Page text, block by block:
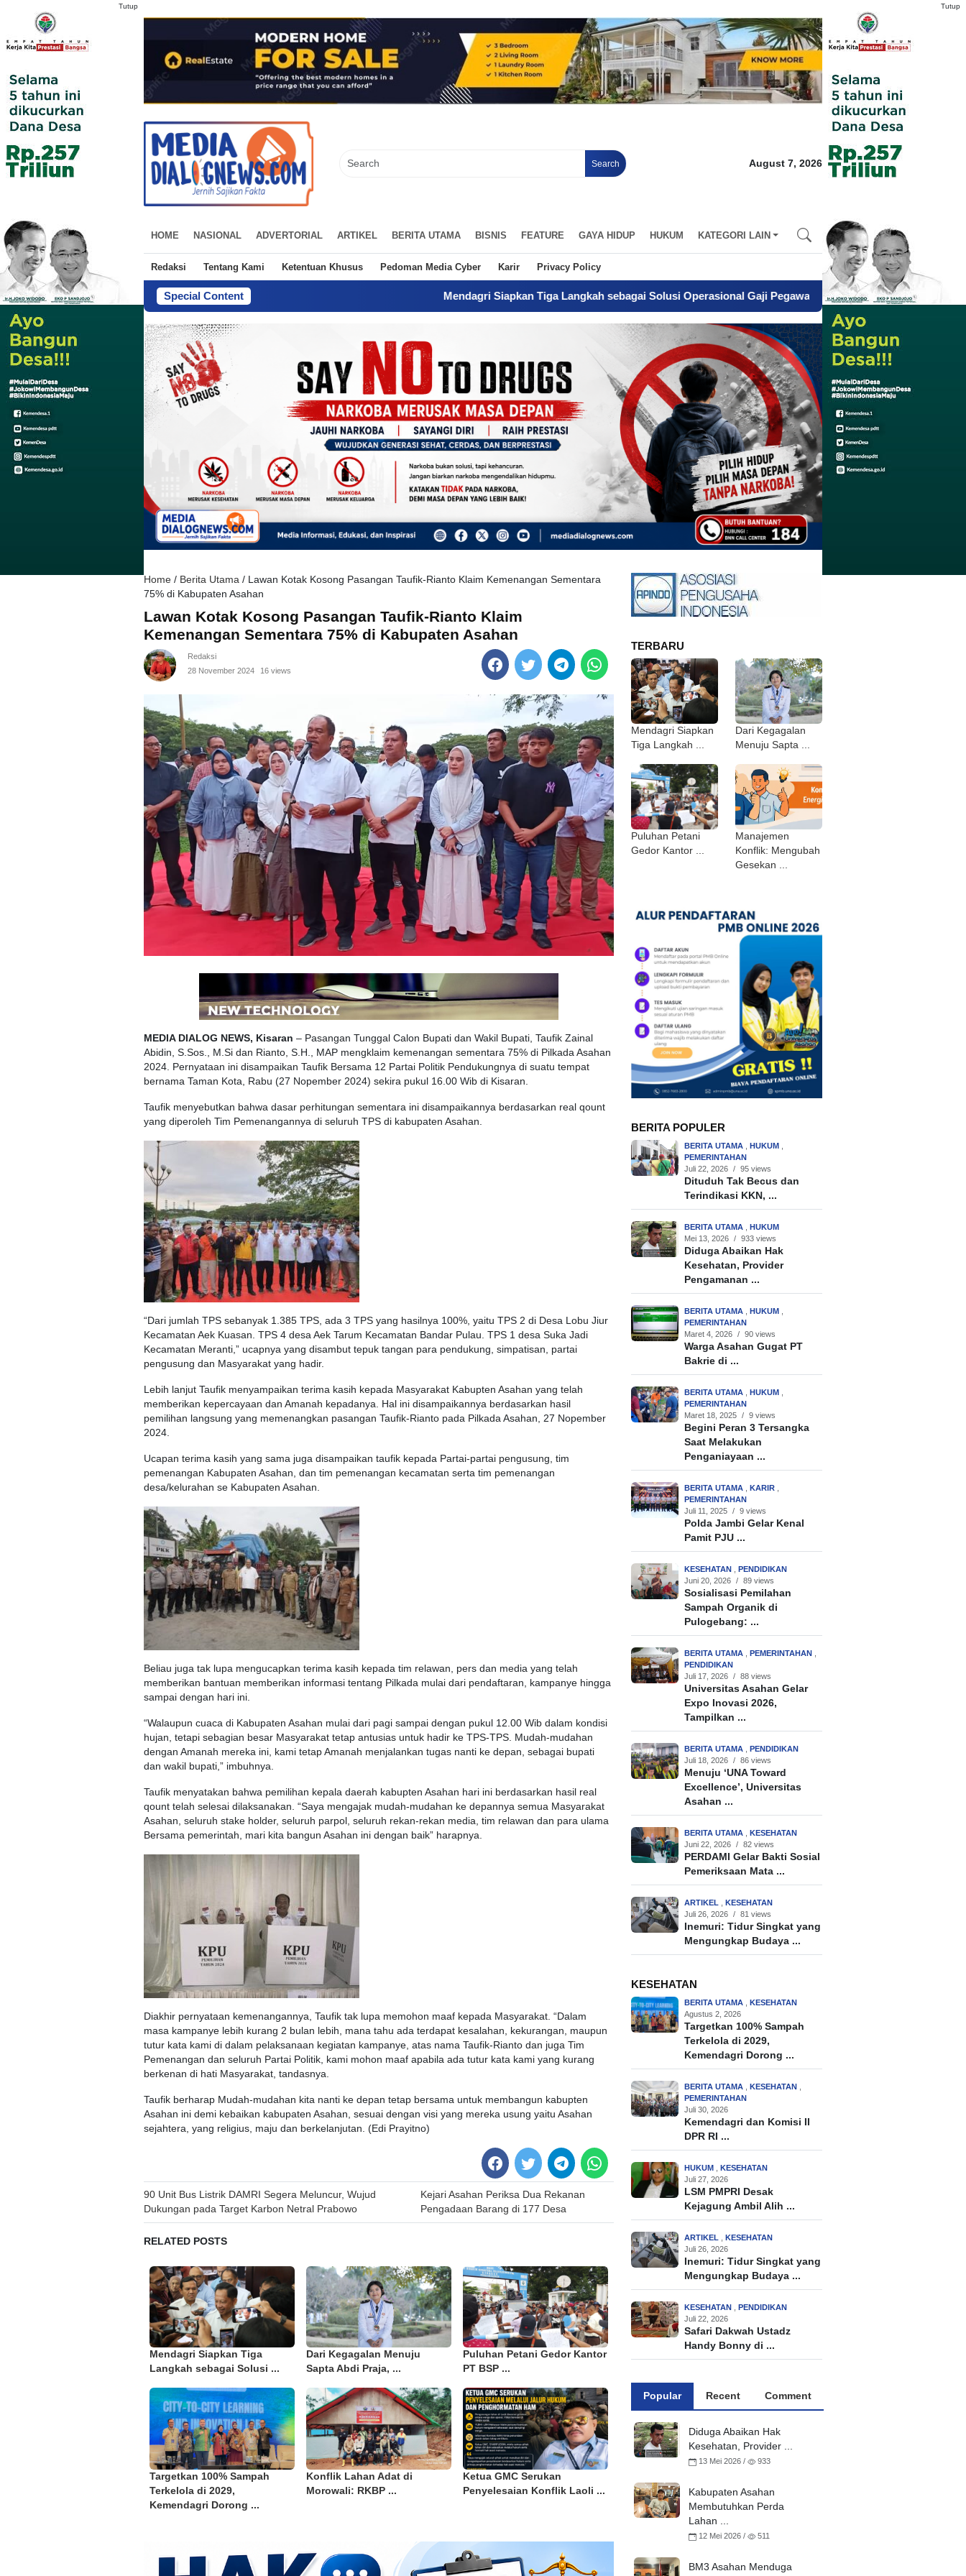
Search August 7, 2026
HOME NASIONAL ADVERTORIAL ARTIKEL BERITA UTAMA BISNIS FEATURE GAYA HIDUP HUKUM KATEGORI LAIN
Redaksi Tentang Kami Ketentuan Khusus Pedoman Media Cyber Karir Privacy Policy
Special Content Mendagri Siapkan Tiga Langkah sebagai Solusi Operasional Gaji Pegawai Pemda- Dari Kegagalan Menuju Sapta
Home / Berita Utama / Lawan Kotak Kosong Pasangan Taufik-Rianto Klaim Kemenangan Sementara
75% di Kabupaten Asahan
Lawan Kotak Kosong Pasangan Taufik-Rianto Klaim
Kemenangan Sementara 75% di Kabupaten Asahan
Redaksi
28 November 2024
16 views
MEDIA DIALOG NEWS, Kisaran – Pasangan Tunggal Calon Bupati dan Wakil Bupati, Taufik Zainal
Abidin, S.Sos., M.Si dan Rianto, S.H., MAP mengklaim kemenangan sementara 75% di Pilkada Asahan
2024. Pernyataan ini disampaikan Taufik Bersama 12 Partai Politik Pendukungnya di suatu tempat
bernama Taman Kota, Rabu (27 Nopember 2024) sekira pukul 16.00 Wib di Kisaran.
Taufik menyebutkan bahwa dasar perhitungan sementara ini disampaikannya berdasarkan real qount
yang diperoleh Tim Pemenangannya di seluruh TPS di kabupaten Asahan.
“Dari jumlah TPS sebanyak 1.385 TPS, ada 3 TPS yang hasilnya 100%, yaitu TPS 2 di Desa Lobu Jiur
Kecamatan Aek Kuasan. TPS 4 desa Aek Tarum Kecamatan Bandar Pulau. TPS 1 desa Suka Jadi
Kecamatan Meranti,” ucapnya yang disambut tepuk tangan para pendukung, simpatisan, partai
pengusung dan Masyarakat yang hadir.
Lebih lanjut Taufik menyampaikan terima kasih kepada Masyarakat Kabupten Asahan yang telah
memberikan kepercayaan dan Amanah kepadanya. Hal ini disampaikannya berdasarkan hasil
pemilihan langsung yang memenangkan pasangan Taufik-Rianto pada Pilkada Asahan, 27 Nopember
2024.
Ucapan terima kasih yang sama juga disampaikan taufik kepada Partai-partai pengusung, tim
pemenangan Kabupaten Asahan, dan tim pemenangan kecamatan serta tim pemenangan
desa/kelurahan se Kabupaten Asahan.
Beliau juga tak lupa mengucapkan terima kasih kepada tim relawan, pers dan media yang telah
memberikan bantuan memberikan informasi tentang Pilkada mulai dari pendaftaran, kampanye hingga
sampai dengan hari ini.
“Walaupun cuaca di Kabupaten Asahan mulai dari pagi sampai dengan pukul 12.00 Wib dalam kondisi
hujan, tetapi sebagian besar Masyarakat tetap antusias untuk hadir ke TPS-TPS. Mudah-mudahan
dengan Amanah mereka ini, kami tetap Amanah menjalankan tugas nanti ke depan, sebagai bupati
dan wakil bupati,” imbuhnya.
Taufik menyatakan bahwa pemilihan kepala daerah kabupten Asahan hari ini berdasarkan hasil real
qount telah selesai dilaksanakan. “Saya mengajak mudah-mudahan ke depannya semua Masyarakat
Asahan, seluruh stake holder, seluruh parpol, seluruh rekan-rekan media, tim relawan dan para ulama
Bersama pemerintah, mari kita bangun Asahan ini dengan baik” harapnya.
Diakhir pernyataan kemenangannya, Taufik tak lupa memohon maaf kepada Masyarakat. “Dalam
masa kampanye lebih kurang 2 bulan lebih, mana tahu ada terdapat kesalahan, kekurangan, maupun
tutur kata kami di dalam pelaksanaan kegiatan kampanye, atas nama Taufik-Rianto dan juga Tim
Pemenangan dan seluruh Partai Politik, kami mohon maaf apabila ada tutur kata kami yang kurang
berkenan di hati Masyarakat, tandasnya.
Taufik berharap Mudah-mudahan kita nanti ke depan tetap bersama untuk membangun kabupten
Asahan ini demi kebaikan kabupaten Asahan, sesuai dengan visi yang mereka usung yaitu Asahan
sejahtera, yang religius, maju dan berkelanjutan. (Edi Prayitno)
Post
navigation
90 Unit Bus Listrik DAMRI Segera Meluncur, Wujud
Dukungan pada Target Karbon Netral Prabowo
Kejari Asahan Periksa Dua Rekanan
Pengadaan Barang di 177 Desa
RELATED POSTS
Mendagri Siapkan Tiga
Langkah sebagai Solusi ...
Dari Kegagalan Menuju
Sapta Abdi Praja, ...
Puluhan Petani Gedor Kantor
PT BSP ...
Targetkan 100% Sampah
Terkelola di 2029,
Kemendagri Dorong ...
Konflik Lahan Adat di
Morowali: RKBP ...
Ketua GMC Serukan
Penyelesaian Konflik Laoli ...
TERBARU
Mendagri Siapkan
Tiga Langkah ...
Dari Kegagalan
Menuju Sapta ...
Puluhan Petani
Gedor Kantor ...
Manajemen
Konflik: Mengubah
Gesekan ...
BERITA POPULER
BERITA UTAMA , HUKUM ,
PEMERINTAHAN
Juli 22, 2026
/ 95 views
Dituduh Tak Becus dan
Terindikasi KKN, ...
BERITA UTAMA , HUKUM
Mei 13, 2026
/ 933 views
Diduga Abaikan Hak
Kesehatan, Provider
Pengamanan ...
BERITA UTAMA , HUKUM ,
PEMERINTAHAN
Maret 4, 2026
/ 90 views
Warga Asahan Gugat PT
Bakrie di ...
BERITA UTAMA , HUKUM ,
PEMERINTAHAN
Maret 18, 2025
/ 9 views
Begini Peran 3 Tersangka
Saat Melakukan
Penganiayaan ...
BERITA UTAMA , KARIR ,
PEMERINTAHAN
Juli 11, 2025
/ 9 views
Polda Jambi Gelar Kenal
Pamit PJU ...
KESEHATAN , PENDIDIKAN
Juni 20, 2026
/ 89 views
Sosialisasi Pemilahan
Sampah Organik di
Pulogebang: ...
BERITA UTAMA , PEMERINTAHAN ,
PENDIDIKAN
Juli 17, 2026
/ 88 views
Universitas Asahan Gelar
Expo Inovasi 2026,
Tampilkan ...
BERITA UTAMA , PENDIDIKAN
Juli 18, 2026
/ 86 views
Menuju ‘UNA Toward
Excellence’, Universitas
Asahan ...
BERITA UTAMA , KESEHATAN
Juni 22, 2026
/ 82 views
PERDAMI Gelar Bakti Sosial
Pemeriksaan Mata ...
ARTIKEL , KESEHATAN
Juli 26, 2026
/ 81 views
Inemuri: Tidur Singkat yang
Mengungkap Budaya ...
KESEHATAN
BERITA UTAMA , KESEHATAN
Agustus 2, 2026
Targetkan 100% Sampah
Terkelola di 2029,
Kemendagri Dorong ...
BERITA UTAMA , KESEHATAN ,
PEMERINTAHAN
Juli 30, 2026
Kemendagri dan Komisi II
DPR RI ...
HUKUM , KESEHATAN
Juli 27, 2026
LSM PMPRI Desak
Kejagung Ambil Alih ...
ARTIKEL , KESEHATAN
Juli 26, 2026
Inemuri: Tidur Singkat yang
Mengungkap Budaya ...
KESEHATAN , PENDIDIKAN
Juli 22, 2026
Safari Dakwah Ustadz
Handy Bonny di ...
Popular Recent Comment
Diduga Abaikan Hak
Kesehatan, Provider ...
13 Mei 2026 / 933
Kabupaten Asahan
Membutuhkan Perda
Lahan ...
12 Mei 2026 / 511
BM3 Asahan Menduga
Tutup
Tutup